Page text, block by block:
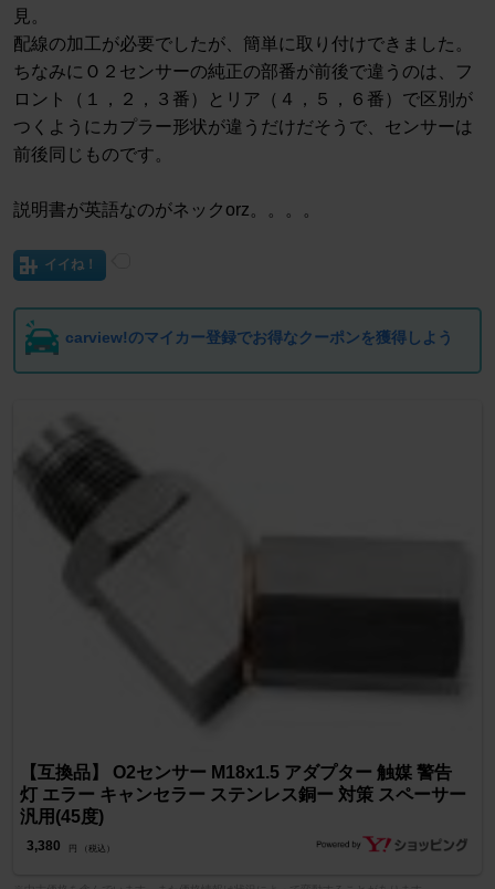
見。
配線の加工が必要でしたが、簡単に取り付けできました。
ちなみにＯ２センサーの純正の部番が前後で違うのは、フ
ロント（１，２，３番）とリア（４，５，６番）で区別が
つくようにカプラー形状が違うだけだそうで、センサーは
前後同じものです。
説明書が英語なのがネックorz。。。。
イイね！
carview!のマイカー登録でお得なクーポンを獲得しよう
【互換品】 O2センサー M18x1.5 アダプター 触媒 警告
灯 エラー キャンセラー ステンレス銅ー 対策 スペーサー
汎用(45度)
3,380 円 （税込）